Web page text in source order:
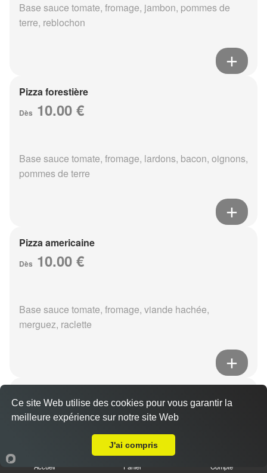
Base sauce tomate, fromage, jambon, pommes de
terre, reblochon
Pizza forestière
Dès 10.00 €
Base sauce tomate, fromage, lardons, bacon, oignons,
pommes de terre
Pizza americaine
Dès 10.00 €
Base sauce tomate, fromage, viande hachée,
merguez, raclette
Dès10.00 €
Base sauce tomate, fromage, viande hachée, boursin,
Accueil Panier Compte
Ce site Web utilise des cookies pour vous garantir la
meilleure expérience sur notre site Web
J'ai compris